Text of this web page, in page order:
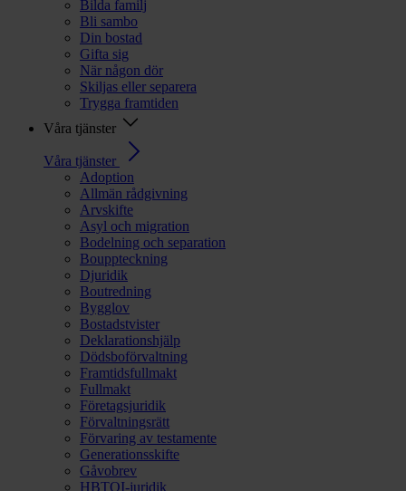
Bilda familj
Bli sambo
Din bostad
Gifta sig
När någon dör
Skiljas eller separera
Trygga framtiden
Våra tjänster
Våra tjänster
Adoption
Allmän rådgivning
Arvskifte
Asyl och migration
Bodelning och separation
Bouppteckning
Djuridik
Boutredning
Bygglov
Bostadstvister
Deklarationshjälp
Dödsboförvaltning
Framtidsfullmakt
Fullmakt
Företagsjuridik
Förvaltningsrätt
Förvaring av testamente
Generationsskifte
Gåvobrev
HBTQI-juridik